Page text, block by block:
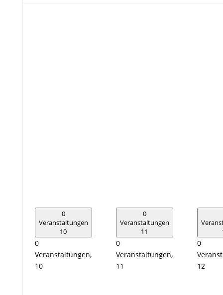
0
Veranstaltungen
10
0
Veranstaltungen,
10
0
Veranstaltungen
11
0
Veranstaltungen,
11
0
12